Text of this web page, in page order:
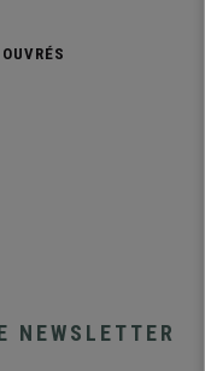
NEWSLETTER